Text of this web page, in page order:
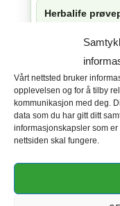
Vårt nettsted bruker
opplevelsen og for å tilby
kommunikasjon med deg.
data som du har gitt ditt
informasjonskapsler som
nettsiden skal fungere.
Herbalife
Kosttilskudd
Herbalife
Herbalife
Herbalife 24